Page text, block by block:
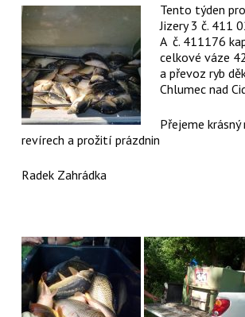
Tento týden
Jizery 3 č. 411
A č. 411176
celkové váze
a převoz ryb
Chlumec nad
Přejeme
revírech a prožití prázdnin
Radek Zahrádka